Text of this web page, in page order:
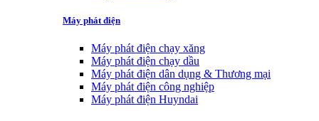
Máy phát điện
Máy phát điện chạy xăng
Máy phát điện chạy dầu
Máy phát điện dân dụng & Thương mại
Máy phát điện công nghiệp
Máy phát điện Huyndai